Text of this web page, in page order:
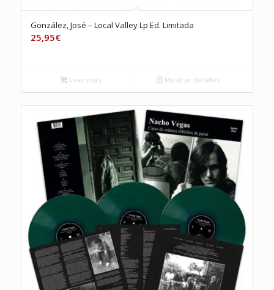
González, José – Local Valley Lp Ed. Limitada
25,95€
Leer más Mostrar detalles